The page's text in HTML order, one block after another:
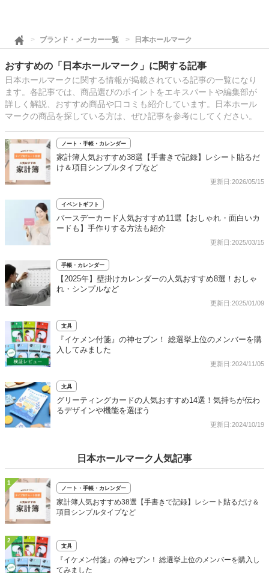
ブランド・メーカー一覧 日本ホールマーク
おすすめの「日本ホールマーク」に関する記事
日本ホールマークに関する情報が掲載されている記事の一覧になり
ます。各記事では、商品選びのポイントをエキスパートや編集部が
詳しく解説、おすすめ商品や口コミも紹介しています。日本ホール
マークの商品を探している方は、ぜひ記事を参考にしてください。
ノート・手帳・カレンダー
家計簿人気おすすめ38選【手書きで記録】レシート貼るだ
け＆項目シンプルタイプなど
更新日:2026/05/15
イベントギフト
バースデーカード人気おすすめ11選【おしゃれ・面白いカ
ードも】手作りする方法も紹介
更新日:2025/03/15
手帳・カレンダー
【2025年】壁掛けカレンダーの人気おすすめ8選！おしゃ
れ・シンプルなど
更新日:2025/01/09
文具
『イケメン付箋』の神セブン！ 総選挙上位のメンバーを購
入してみました
更新日:2024/11/05
文具
グリーティングカードの人気おすすめ14選！気持ちが伝わ
るデザインや機能を選ぼう
更新日:2024/10/19
日本ホールマーク人気記事
1
ノート・手帳・カレンダー
家計簿人気おすすめ38選【手書きで記録】レシート貼るだけ＆
項目シンプルタイプなど
2
文具
『イケメン付箋』の神セブン！ 総選挙上位のメンバーを購入し
てみました